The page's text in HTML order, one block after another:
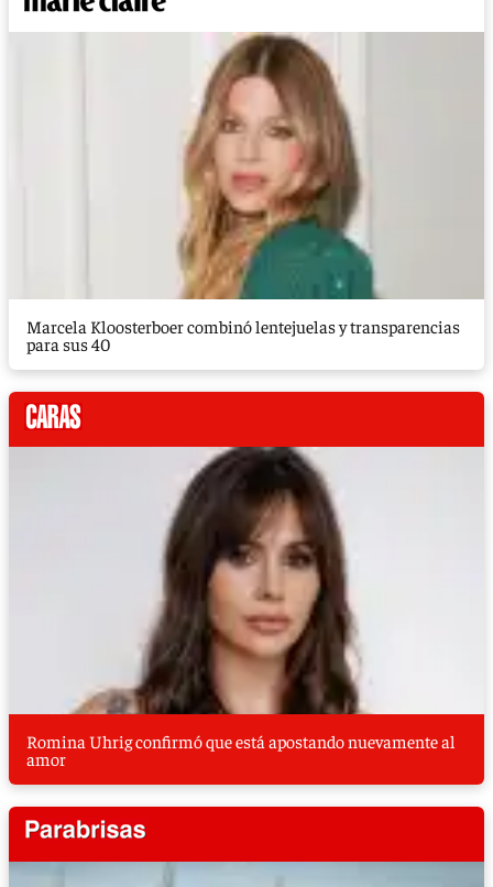
Marcela Kloosterboer combinó lentejuelas y transparencias
para sus 40
Romina Uhrig confirmó que está apostando nuevamente al
amor